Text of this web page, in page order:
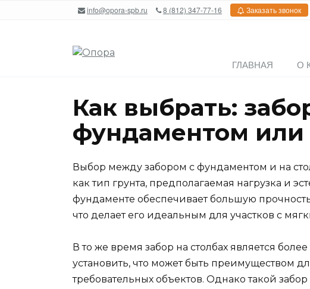
info@opora-spb.ru 8 (812) 347-77-16 Заказать звонок
ГЛАВНАЯ О
Как выбрать:
фундаментом или
Выбор между забором с фундаментом и на
как тип грунта, предполагаемая нагрузка и
фундаменте обеспечивает большую
что делает его идеальным для участков с
В то же время забор на столбах является
установить, что может быть преимуществом
требовательных объектов. Однако такой